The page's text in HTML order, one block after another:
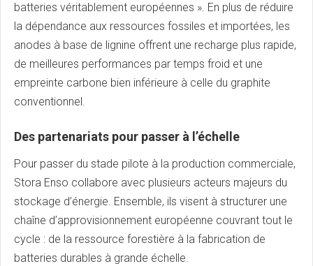
batteries véritablement européennes ». En plus de réduire
la dépendance aux ressources fossiles et importées, les
anodes à base de lignine offrent une recharge plus rapide,
de meilleures performances par temps froid et une
empreinte carbone bien inférieure à celle du graphite
conventionnel.
Des partenariats pour passer à l’échelle
Pour passer du stade pilote à la production commerciale,
Stora Enso collabore avec plusieurs acteurs majeurs du
stockage d’énergie. Ensemble, ils visent à structurer une
chaîne d’approvisionnement européenne couvrant tout le
cycle : de la ressource forestière à la fabrication de
batteries durables à grande échelle.